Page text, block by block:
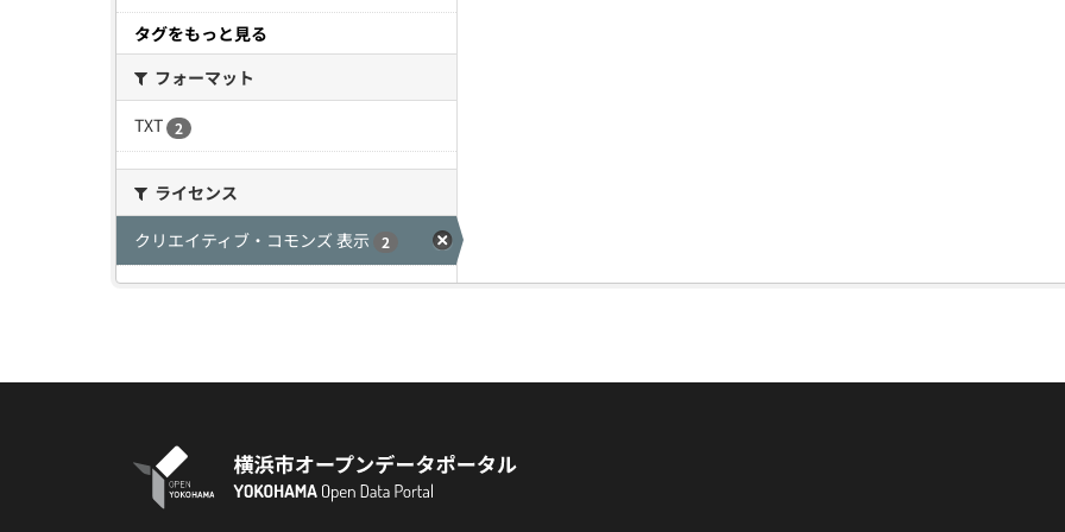
タグをもっと見る
フォーマット
TXT 2
ライセンス
クリエイティブ・コモンズ 表示
2